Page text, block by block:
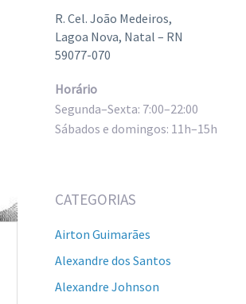
R. Cel. João Medeiros,
Lagoa Nova, Natal – RN
59077-070
Horário
Segunda–Sexta: 7:00–22:00
Sábados e domingos: 11h–15h
CATEGORIAS
Airton Guimarães
Alexandre dos Santos
Alexandre Johnson